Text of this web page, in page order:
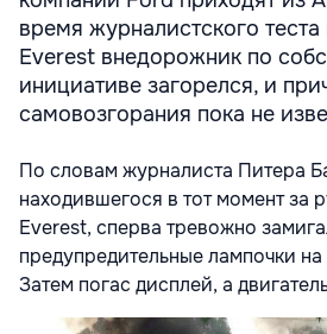
время журналистского
Everest внедорожник по
инициативе загорелся, и
самовозгорания пока не
По словам журналиста Питера
находившегося в тот момент за
Everest, сперва тревожно
предупредительные лампочки
Затем погас дисплей, а